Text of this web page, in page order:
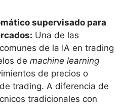
supervisado para
Una de las
de la IA en trading
de machine learning
de precios o
trading. A diferencia de
tradicionales con